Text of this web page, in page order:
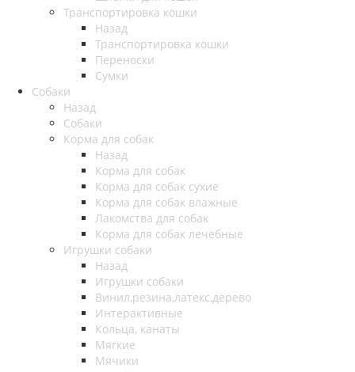
Транспортировка кошки
Назад
Транспортировка кошки
Переноски
Сумки
Собаки
Назад
Собаки
Корма для собак
Назад
Корма для собак
Корма для собак сухие
Корма для собак влажные
Лакомства для собак
Корма для собак лечебные
Игрушки собаки
Назад
Игрушки собаки
Винил,резина,латекс,дерево
Интерактивные
Кольца, канаты
Мягкие
Мячики